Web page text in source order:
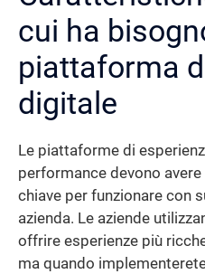
cui ha
piattaforma
digitale
Le piattaforme di
performance devono
chiave per funzionare con
azienda. Le aziende
offrire esperienze più
ma quando